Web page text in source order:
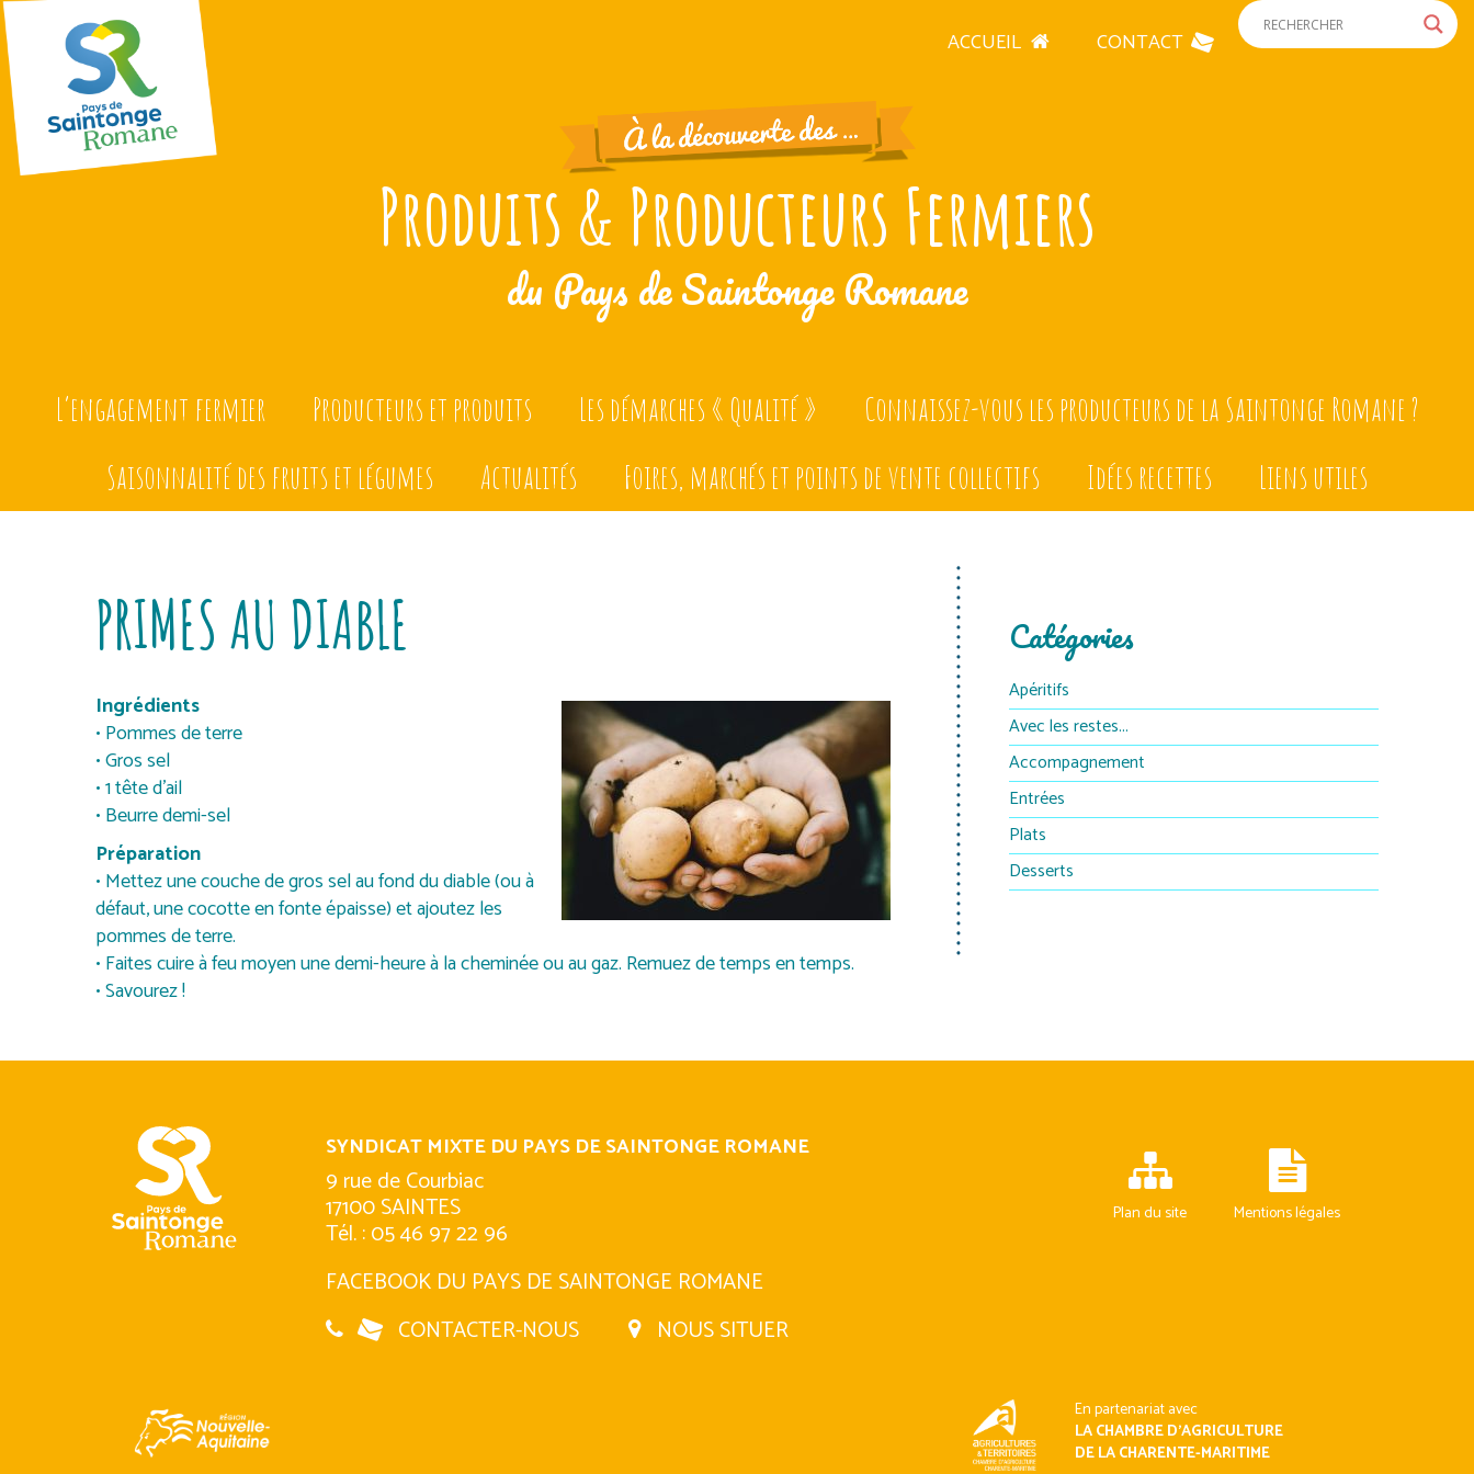
ACCUEIL CONTACT
Produits & Producteurs Fermiers
du Pays de Saintonge Romane
L’engagement fermier Producteurs et produits Les démarches « Qualité »
Connaissez-vous les producteurs de la Saintonge Romane ?
Saisonnalité des fruits et légumes
Actualités Foires, marchés et points de vente collectifs Idées recettes Liens utiles
PRIMES AU DIABLE
Ingrédients
• Pommes de terre
• Gros sel
• 1 tête d’ail
• Beurre demi-sel
Préparation
• Mettez une couche de gros sel au fond du diable (ou à
défaut, une cocotte en fonte épaisse) et ajoutez les
pommes de terre.
• Faites cuire à feu moyen une demi-heure à la cheminée ou au gaz. Remuez de temps en temps.
• Savourez !
Catégories
Apéritifs
Avec les restes...
Accompagnement
Entrées
Plats
Desserts
SYNDICAT MIXTE DU PAYS DE SAINTONGE ROMANE
9 rue de Courbiac
17100 SAINTES
Tél. : 05 46 97 22 96
FACEBOOK DU PAYS DE SAINTONGE ROMANE
CONTACTER-NOUS
NOUS SITUER
Plan du site Mentions légales
En partenariat avec
LA CHAMBRE D’AGRICULTURE
DE LA CHARENTE-MARITIME